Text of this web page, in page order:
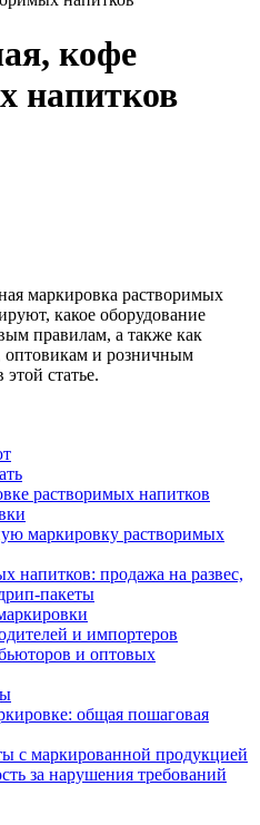
кофе
напитков
маркировка растворимых
какое оборудование
правилам, а также как
оптовикам и розничным
статье.
растворимых напитков
маркировку растворимых
напитков: продажа на развес,
пакеты
и импортеров
и оптовых
общая пошаговая
с маркированной продукцией
за нарушения требований